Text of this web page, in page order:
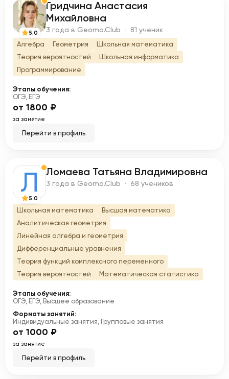
Г
5.0
Гридчина Анастасия
Михайловна
3 года в Geoma.Club · 81 ученик
Алгебра Геометрия
Школьная математика
Теория вероятностей
Школьная информатика
Программирование
Этапы обучения:
ОГЭ, ЕГЭ
от 1800 ₽
за занятие
Перейти в профиль
Л
5.0
Ломаева Татьяна Владимировна
3 года в Geoma.Club · 68 учеников
Школьная математика
Высшая математика
Аналитическая геометрия
Линейная алгебра и геометрия
Дифференциальные уравнения
Теория функций комплексного переменного
Теория вероятностей
Математическая статистика
Этапы обучения:
ОГЭ, ЕГЭ, Высшее образование
Форматы занятий:
Индивидуальные занятия, Групповые занятия
от 1000 ₽
за занятие
Перейти в профиль